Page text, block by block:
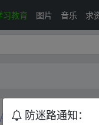
习教育 图片 音乐 求
AL 音视频
防迷路通知：